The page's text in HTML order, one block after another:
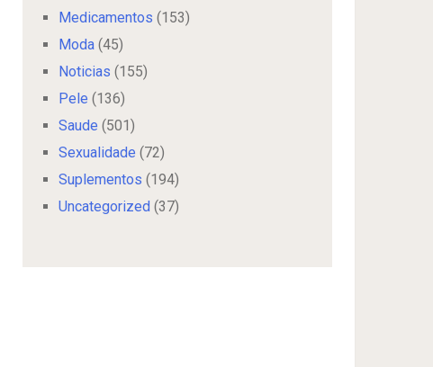
Medicamentos (153)
Moda (45)
Noticias (155)
Pele (136)
Saude (501)
Sexualidade (72)
Suplementos (194)
Uncategorized (37)